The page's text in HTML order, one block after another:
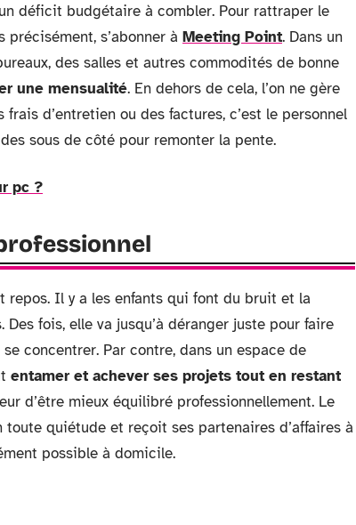
déficit budgétaire à combler. Pour rattraper le
s’abonner à Meeting Point. Dans un
des salles et autres commodités de bonne
une mensualité. En dehors de cela, l’on ne gère
d’entretien ou des factures, c’est le personnel
sous de côté pour remonter la pente.
pc ?
repos. Il y a les enfants qui font du bruit et la
fois, elle va jusqu’à déranger juste pour faire
concentrer. Par contre, dans un espace de
entamer et achever ses projets tout en restant
d’être mieux équilibré professionnellement. Le
quiétude et reçoit ses partenaires d’affaires à
possible à domicile.